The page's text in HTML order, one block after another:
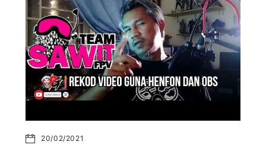
20/02/2021